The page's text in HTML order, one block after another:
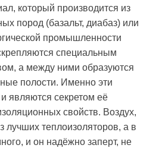
который производится из
пород (базальт, диабаз) или
промышленности
специальным
а между ними образуются
полости. Именно эти
являются секретом её
свойств. Воздух,
лучших теплоизоляторов, а в
и он надёжно заперт, не